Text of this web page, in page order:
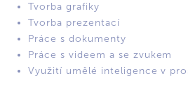
Tvorba grafiky
Tvorba prezentací
Práce s dokumenty
Práce s videem a se zvukem
Využití umělé inteligence v